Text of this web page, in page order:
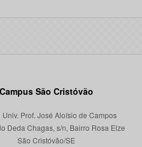
Campus São Cristóvão
Prof. José Aloísio de Campos
Deda Chagas, s/n, Bairro Rosa Elze
São Cristóvão/SE